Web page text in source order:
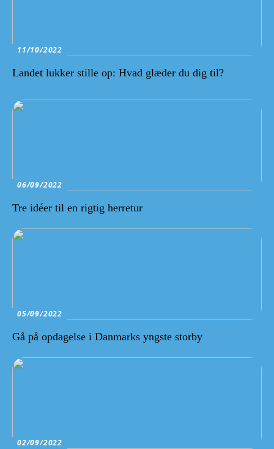
11/10/2022
Landet lukker stille op: Hvad glæder du dig til?
06/09/2022
Tre idéer til en rigtig herretur
05/09/2022
Gå på opdagelse i Danmarks yngste storby
02/09/2022